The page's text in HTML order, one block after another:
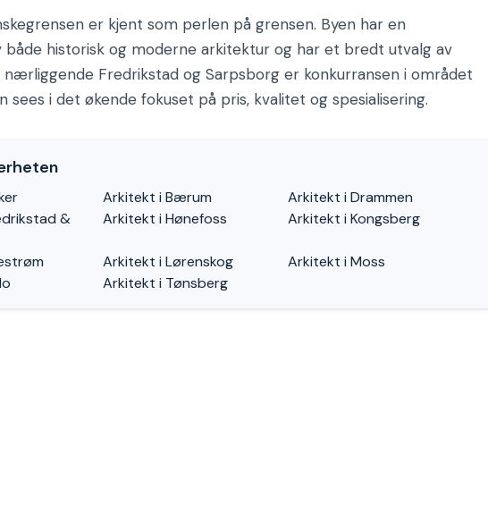
er kjent som perlen på grensen. Byen har en
både historisk og moderne arkitektur og har et bredt utvalg av
Fredrikstad og Sarpsborg er konkurransen i området
sees i det økende fokuset på pris, kvalitet og spesialisering.
Arkitekt i Bærum
Arkitekt i Drammen
&
Arkitekt i Hønefoss Arkitekt i Kongsberg
Arkitekt i Lørenskog
Arkitekt i Moss
Arkitekt i Tønsberg